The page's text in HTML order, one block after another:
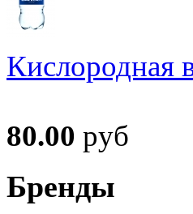
Кислородная
80.00 руб
Бренды